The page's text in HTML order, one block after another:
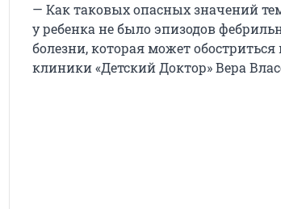
— Как таковых опасных значений
у ребенка не было эпизодов
болезни, которая может
клиники «Детский Доктор» Вера